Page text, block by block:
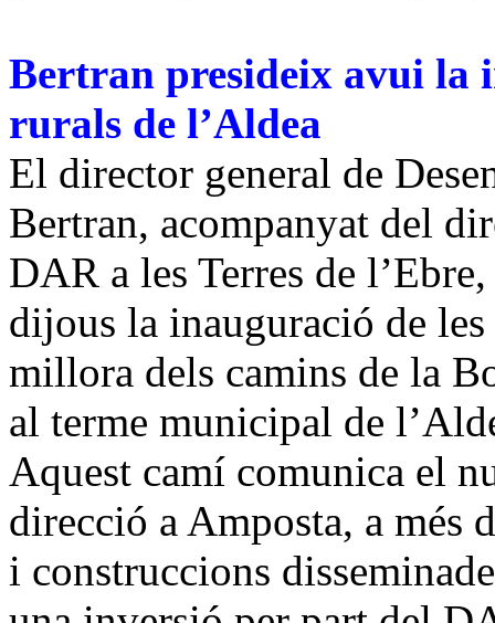
Bertran presideix avui la
rurals de l’Aldea
El director general de
Bertran, acompanyat del
DAR a les Terres de
dijous la inauguració de
millora dels camins de la
al terme municipal de
Aquest camí comunica el
direcció a Amposta, a més
i construccions